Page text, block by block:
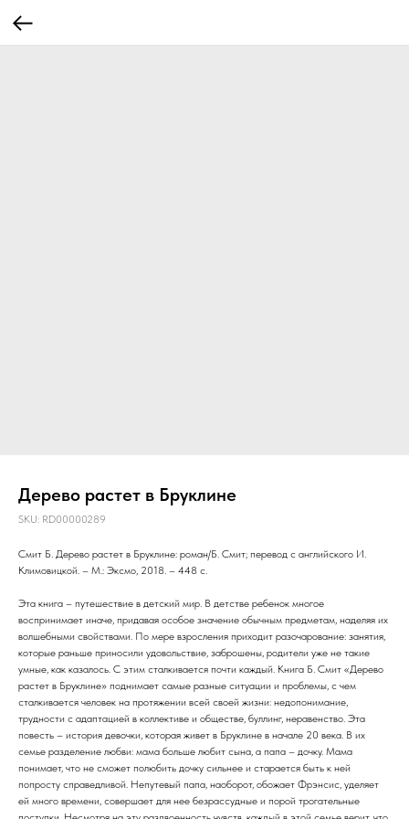
Дерево растет в Бруклине
SKU: RD00000289
Смит Б. Дерево растет в Бруклине: роман/Б. Смит; перевод с английского И.
Климовицкой. – М.: Эксмо, 2018. – 448 с.
Эта книга – путешествие в детский мир. В детстве ребенок многое
воспринимает иначе, придавая особое значение обычным предметам, наделяя их
волшебными свойствами. По мере взросления приходит разочарование: занятия,
которые раньше приносили удовольствие, заброшены, родители уже не такие
умные, как казалось. С этим сталкивается почти каждый. Книга Б. Смит «Дерево
растет в Бруклине» поднимает самые разные ситуации и проблемы, с чем
сталкивается человек на протяжении всей своей жизни: недопонимание,
трудности с адаптацией в коллективе и обществе, буллинг, неравенство. Эта
повесть – история девочки, которая живет в Бруклине в начале 20 века. В их
семье разделение любви: мама больше любит сына, а папа – дочку. Мама
понимает, что не сможет полюбить дочку сильнее и старается быть к ней
попросту справедливой. Непутевый папа, наоборот, обожает Фрэнсис, уделяет
ей много времени, совершает для нее безрассудные и порой трогательные